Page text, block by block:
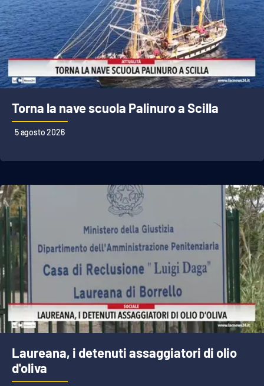
APP
Android
Apple
Torna la nave scuola Palinuro a Scilla
5 agosto 2026
Laureana, i detenuti assaggiatori di olio
d'oliva